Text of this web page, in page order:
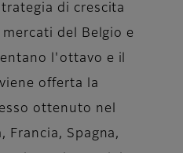
di crescita
del Belgio e
l'ottavo e il
offerta la
ottenuto nel
Francia, Spagna,